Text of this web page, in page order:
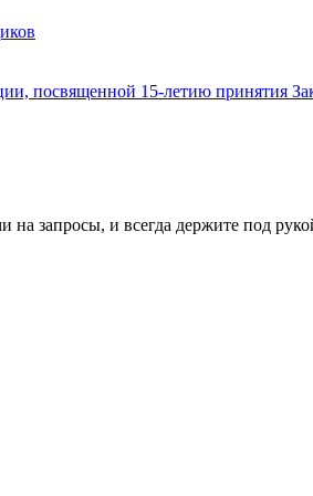
посвященной 15-летию принятия
на запросы, и всегда держите под